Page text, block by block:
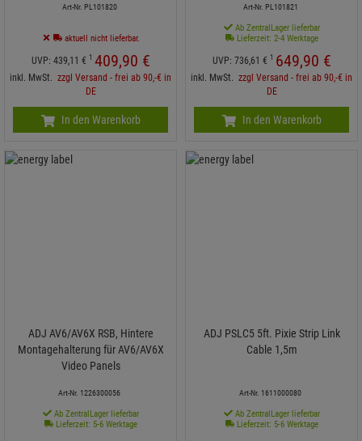
Art-Nr. PL101820
aktuell nicht lieferbar.
UVP: 439,11 € 1 409,90 €
inkl. MwSt. zzgl Versand - frei ab 90,-€ in
DE
In den Warenkorb
Art-Nr. PL101821
Ab ZentralLager lieferbar
Lieferzeit: 2-4 Werktage
UVP: 736,61 € 1 649,90 €
inkl. MwSt. zzgl Versand - frei ab 90,-€ in
DE
In den Warenkorb
ADJ AV6/AV6X RSB, Hintere
Montagehalterung für AV6/AV6X
Video Panels
Art-Nr. 1226300056
Ab ZentralLager lieferbar
Lieferzeit: 5-6 Werktage
ADJ PSLC5 5ft. Pixie Strip Link
Cable 1,5m
Art-Nr. 1611000080
Ab ZentralLager lieferbar
Lieferzeit: 5-6 Werktage